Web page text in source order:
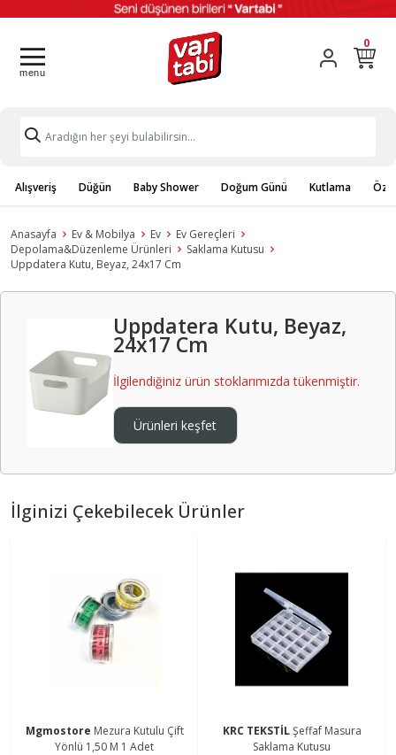
0
Alışveriş Düğün Baby Shower Doğum Günü Kutlama
Anasayfa Ev & Mobilya Ev
Ev Gereçleri
Depolama&Düzenleme Ürünleri
Saklama Kutusu
Uppdatera Kutu, Beyaz, 24x17 Cm
Uppdatera Kutu, Beyaz,
24x17 Cm
İlgilendiğiniz ürün stoklarımızda tükenmiştir.
Ürünleri keşfet
İlginizi Çekebilecek Ürünler
Mgmostore Mezura Kutulu Çift
Yönlü 1,50 M 1 Adet
KRC TEKSTİLŞeffaf Masura
Saklama Kutusu